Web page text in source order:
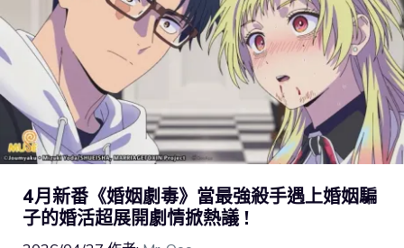
4月新番《婚姻劇毒》當最強殺手遇上婚姻騙
子的婚活超展開劇情掀熱議 !